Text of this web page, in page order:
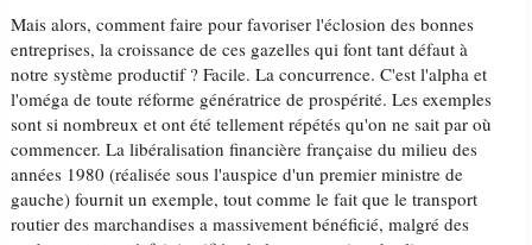
Mais alors, comment faire pour favoriser l'éclosion des bonnes
entreprises, la croissance de ces gazelles qui font tant défaut à
notre système productif ? Facile. La concurrence. C'est l'alpha et
l'oméga de toute réforme génératrice de prospérité. Les exemples
sont si nombreux et ont été tellement répétés qu'on ne sait par où
commencer. La libéralisation financière française du milieu des
années 1980 (réalisée sous l'auspice d'un premier ministre de
gauche) fournit un exemple, tout comme le fait que le transport
routier des marchandises a massivement bénéficié, malgré des